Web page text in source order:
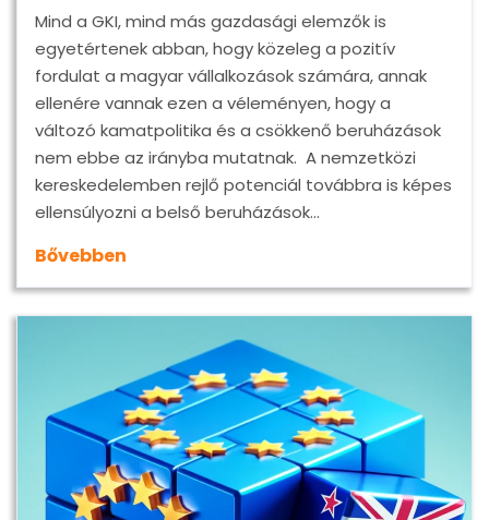
Mind a GKI, mind más gazdasági elemzők is
egyetértenek abban, hogy közeleg a pozitív
fordulat a magyar vállalkozások számára, annak
ellenére vannak ezen a véleményen, hogy a
változó kamatpolitika és a csökkenő beruházások
nem ebbe az irányba mutatnak. A nemzetközi
kereskedelemben rejlő potenciál továbbra is képes
ellensúlyozni a belső beruházások…
Bővebben